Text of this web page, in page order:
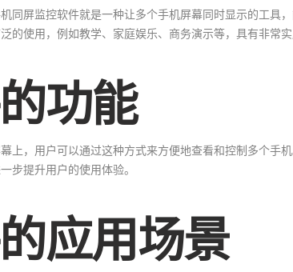
同屏监控软件就是一种让多个手机屏幕同时显示的工具
的使用，例如教学、家庭娱乐、商务演示等，具有非常
功能
上，用户可以通过这种方式来方便地查看和控制多个手
步提升用户的使用体验。
应用场景